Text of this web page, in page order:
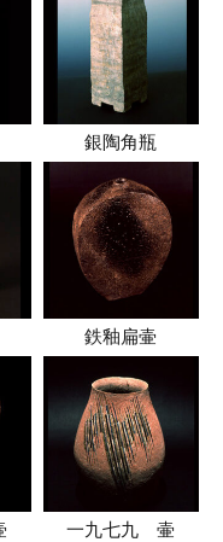
銀陶角瓶
鉄釉扁壷
一九七九 壷